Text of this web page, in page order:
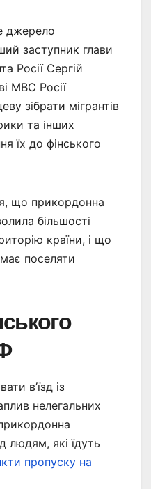
джерело
заступник глави
Росії Сергій
МВС Росії
зібрати мігрантів
та інших
їх до фінського
що прикордонна
більшості
країни, і що
поселяти
в’їзд із
нелегальних
людям, які їдуть
пропуску на